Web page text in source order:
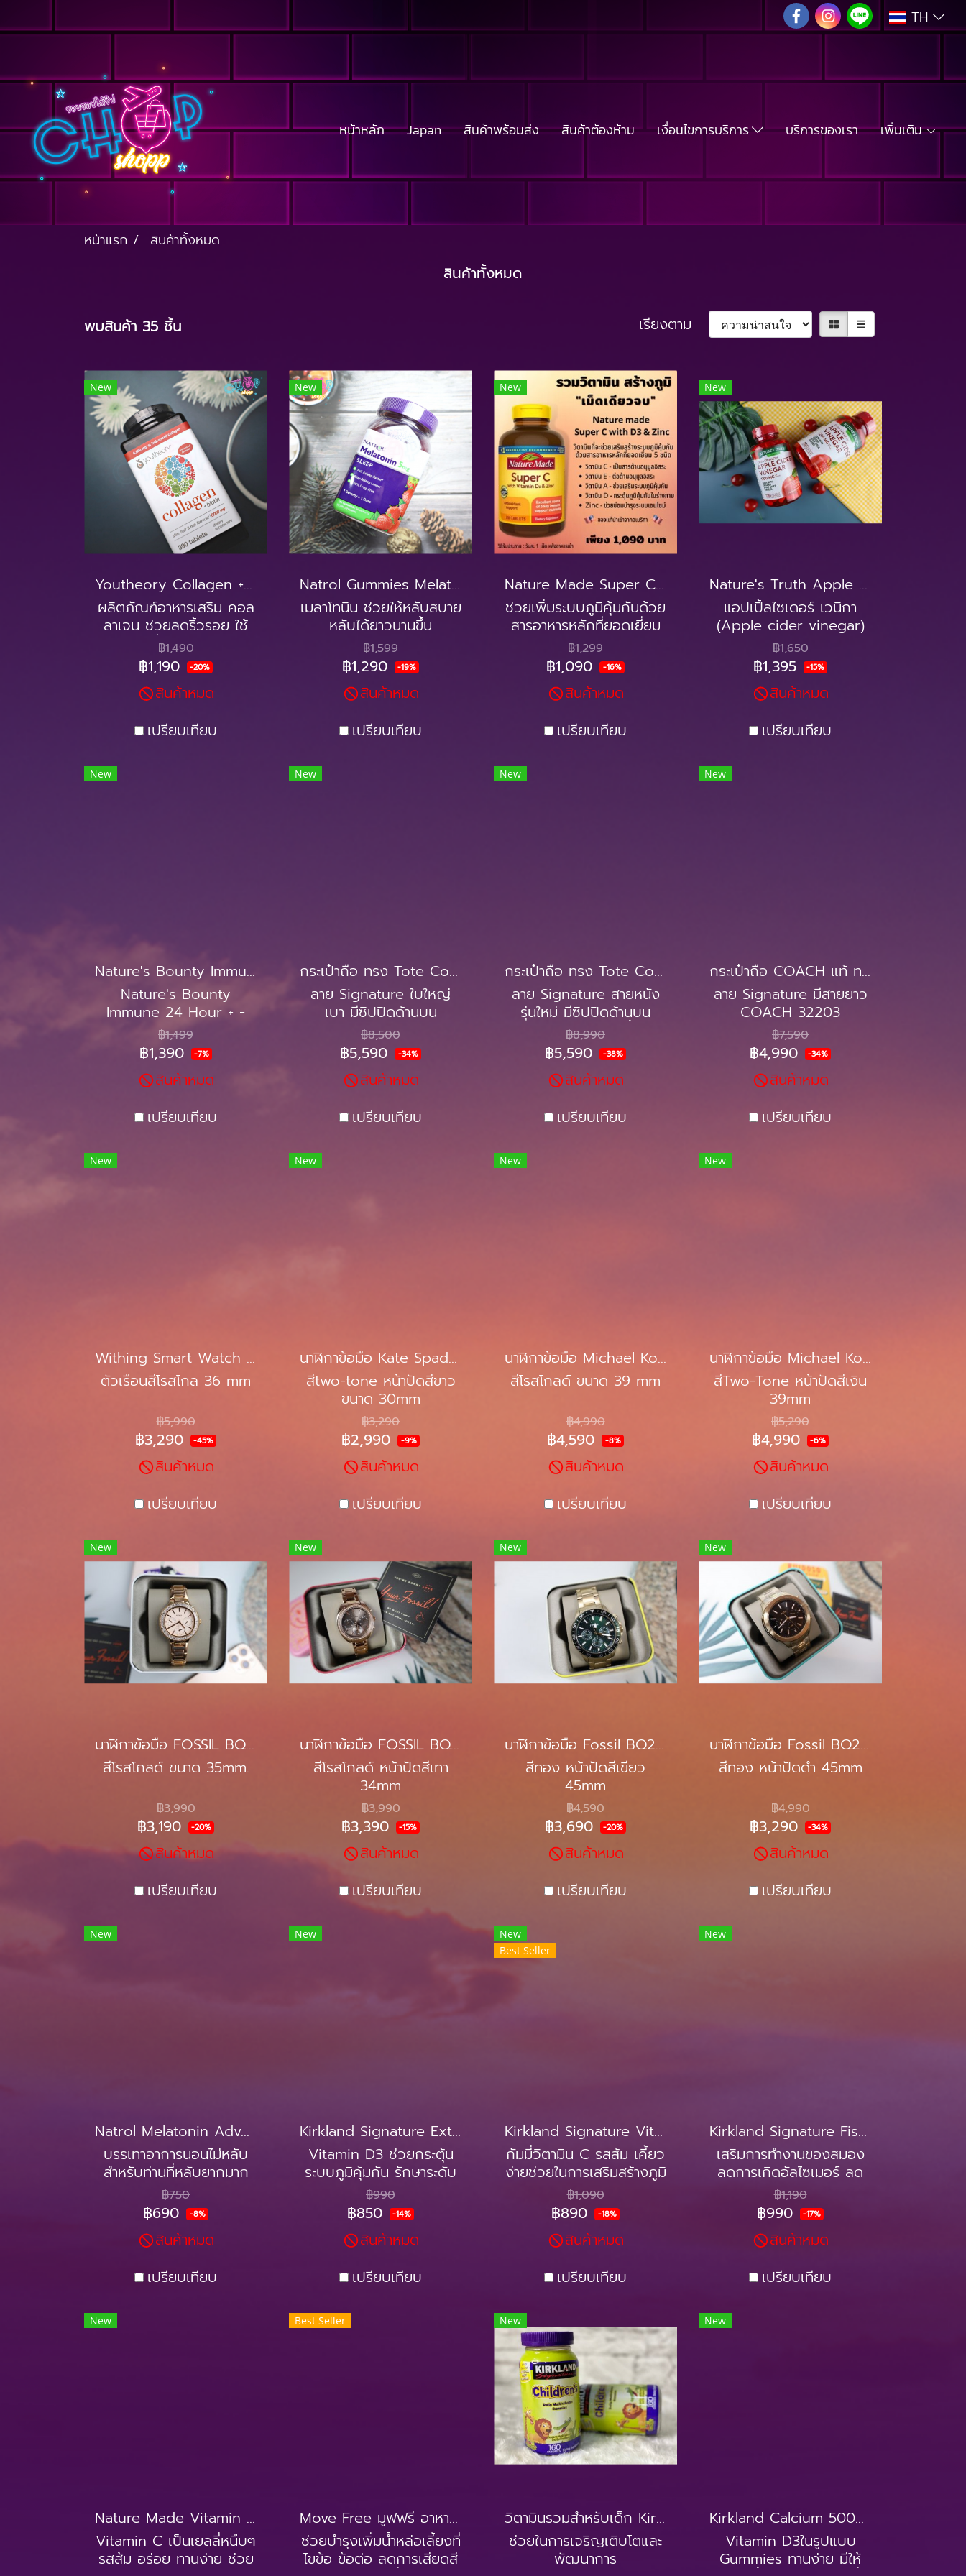
TH
หน้าหลัก Japan สินค้าพร้อมส่ง สินค้าต้องห้าม เงื่อนไขการบริการ บริการของเรา เพิ่มเติม
หน้าแรก สินค้าทั้งหมด
สินค้าทั้งหมด
พบสินค้า 35 ชิ้น เรียงตาม
New
Youtheory Collagen + Biotin 390 เม็ด
ผลิตภัณฑ์อาหารเสริม คอล
ลาเจน ช่วยลดริ้วรอย ใช้
แล้วผิวลื่น เนียนใส เด้ง
เต่งตึง ดูเด็กตลอดเวลา
฿1,490
฿1,190 -20%
สินค้าหมด
เปรียบเทียบ
New
Natrol Gummies Melatonin 5 mg.
เมลาโทนิน ช่วยให้หลับสบาย
หลับได้ยาวนานขึ้น
฿1,599
฿1,290 -19%
สินค้าหมด
เปรียบเทียบ
New
Nature Made Super C Vitamin D3 & Zinc
ช่วยเพิ่มระบบภูมิคุ้มกันด้วย
สารอาหารหลักที่ยอดเยี่ยม
5 ชนิด ของแท้นำเข้าจาก
อเมริกา USA
฿1,299
฿1,090 -16%
สินค้าหมด
เปรียบเทียบ
New
Nature's Truth Apple Cider Vinegar 1200 mg.
แอปเปิ้ลไซเดอร์ เวนิกา
(Apple cider vinegar)
สามารถช่วยควบคุมความ
อยากอาหารได้ ไม่ให้กินมาก
จนเกิดพิกัด จึงช่วยลดน้ำ
หนักทางอ้อมได้
฿1,650
฿1,395 -15%
สินค้าหมด
เปรียบเทียบ
New
Nature's Bounty Immune 24 Hour +
Nature's Bounty
Immune 24 Hour + -
120 Softgels อาหารเสริม
กระตุ้นระบบภูมิคุ้มกันใน
ร่างกาย วิตามินซี วิตามินดี
และซิงค์
฿1,499
฿1,390 -7%
สินค้าหมด
เปรียบเทียบ
New
กระเป๋าถือ ทรง Tote Coated canvas 58292
ลาย Signature ใบใหญ่
เบา มีซิปปิดด้านบน
COACH สีชมพูเข้ม
฿8,500
฿5,590 -34%
สินค้าหมด
เปรียบเทียบ
New
กระเป๋าถือ ทรง Tote Coated canvas
ลาย Signature สายหนัง
รุ่นใหม่ มีซิปปิดด้านบน
COACH 29208 สีน้ำตาล
฿8,990
฿5,590 -38%
สินค้าหมด
เปรียบเทียบ
New
กระเป๋าถือ COACH แท้ ทรงหมอน Coated canvas
ลาย Signature มีสายยาว
COACH 32203
SIGNATURE BENNETT
SATCHEL Brown สี
น้ำตาล
฿7,590
฿4,990 -34%
สินค้าหมด
เปรียบเทียบ
New
Withing Smart Watch Streel HR
ตัวเรือนสีโรสโกล 36 mm
฿5,990
฿3,290 -45%
สินค้าหมด
เปรียบเทียบ
New
นาฬิกาข้อมือ Kate Spade NEW YORK KSW9000
สีtwo-tone หน้าปัดสีขาว
ขนาด 30mm
฿3,290
฿2,990 -9%
สินค้าหมด
เปรียบเทียบ
New
นาฬิกาข้อมือ Michael Kors MK6656
สีโรสโกลด์ ขนาด 39 mm
฿4,990
฿4,590 -8%
สินค้าหมด
เปรียบเทียบ
New
นาฬิกาข้อมือ Michael Kors MK6690
สีTwo-Tone หน้าปัดสีเงิน
39mm
฿5,290
฿4,990 -6%
สินค้าหมด
เปรียบเทียบ
New
นาฬิกาข้อมือ FOSSIL BQ3706
สีโรสโกลด์ ขนาด 35mm.
฿3,990
฿3,190 -20%
สินค้าหมด
เปรียบเทียบ
New
นาฬิกาข้อมือ FOSSIL BQ3659
สีโรสโกลด์ หน้าปัดสีเทา
34mm
฿3,990
฿3,390 -15%
สินค้าหมด
เปรียบเทียบ
New
นาฬิกาข้อมือ Fossil BQ2493
สีทอง หน้าปัดสีเขียว
45mm
฿4,590
฿3,690 -20%
สินค้าหมด
เปรียบเทียบ
New
นาฬิกาข้อมือ Fossil BQ2590
สีทอง หน้าปัดดำ 45mm
฿4,990
฿3,290 -34%
สินค้าหมด
เปรียบเทียบ
New
Natrol Melatonin Advance Sleep 10mg
บรรเทาอาการนอนไม่หลับ
สำหรับท่านที่หลับยากมาก
ช่วยให้นอนหลับได้ง่าย
฿750
฿690 -8%
สินค้าหมด
เปรียบเทียบ
New
Kirkland Signature Extra Strength D3 50 mcg (2000 IU) 600เม็ด
Vitamin D3 ช่วยกระตุ้น
ระบบภูมิคุ้มกัน รักษาระดับ
ภูมิคุ้มกันให้เป็นปกติ
฿990
฿850 -14%
สินค้าหมด
เปรียบเทียบ
New
Best Seller
Kirkland Signature Vitamin C 250 mg. Adult (180 Gummies)
กัมมี่วิตามิน C รสส้ม เคี้ยว
ง่ายช่วยในการเสริมสร้างภูมิ
ต้านทาน
฿1,090
฿890 -18%
สินค้าหมด
เปรียบเทียบ
New
Kirkland Signature Fish Oil 1000mg (400Softgels)
เสริมการทำงานของสมอง
ลดการเกิดอัลไซเมอร์ ลด
อาการซึมเศร้า ปวดหัว
ไมเกรน
฿1,190
฿990 -17%
สินค้าหมด
เปรียบเทียบ
New
Nature Made Vitamin C Gummies 250mg (150Gummies)
Vitamin C เป็นเยลลี่หนึบๆ
รสส้ม อร่อย ทานง่าย ช่วย
Best Seller
Move Free มูฟฟรี อาหารเสริมบำรุงข้อกระดูก
ช่วยบำรุงเพิ่มน้ำหล่อเลี้ยงที่
ไขข้อ ข้อต่อ ลดการเสียดสี
New
วิตามินรวมสำหรับเด็ก Kirkland Children's Complete Multivitamin Gummies (160Gummies)
ช่วยในการเจริญเติบโตและ
พัฒนาการ
New
Kirkland Calcium 500mg with D3 Adult Gummies (120Gummies)
Vitamin D3ในรูปแบบ
Gummies ทานง่าย มีให้